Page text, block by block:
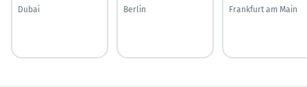
Dubai
Berlin
Frankfurt am Main